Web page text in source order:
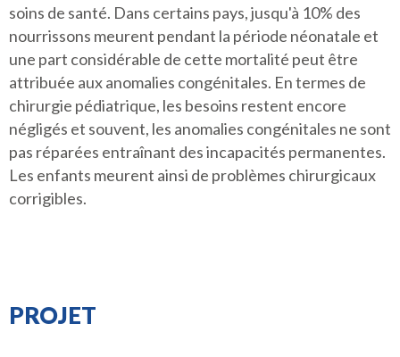
soins de santé. Dans certains pays, jusqu'à 10% des
nourrissons meurent pendant la période néonatale et
une part considérable de cette mortalité peut être
attribuée aux anomalies congénitales. En termes de
chirurgie pédiatrique, les besoins restent encore
négligés et souvent, les anomalies congénitales ne sont
pas réparées entraînant des incapacités permanentes.
Les enfants meurent ainsi de problèmes chirurgicaux
corrigibles.
PROJET